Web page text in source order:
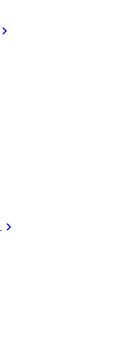
chevron_right
chevron_right